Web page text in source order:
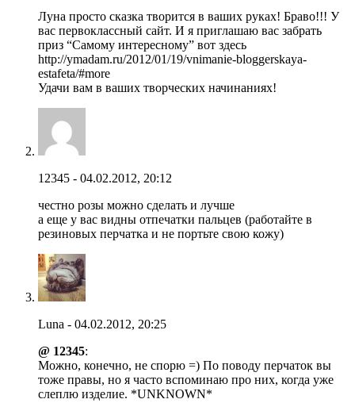
Луна просто сказка творится в ваших руках! Браво!!! У
вас первоклассный сайт. И я приглашаю вас забрать
приз “Самому интересному” вот здесь
http://ymadam.ru/2012/01/19/vnimanie-bloggerskaya-
estafeta/#more
Удачи вам в ваших творческих начинаниях!
12345 - 04.02.2012, 20:12
честно розы можно сделать и лучше
а еще у вас видны отпечатки пальцев (работайте в
резиновых перчатка и не портьте свою кожу)
Luna - 04.02.2012, 20:25
@ 12345:
Можно, конечно, не спорю =) По поводу перчаток вы
тоже правы, но я часто вспоминаю про них, когда уже
слеплю изделие. *UNKNOWN*